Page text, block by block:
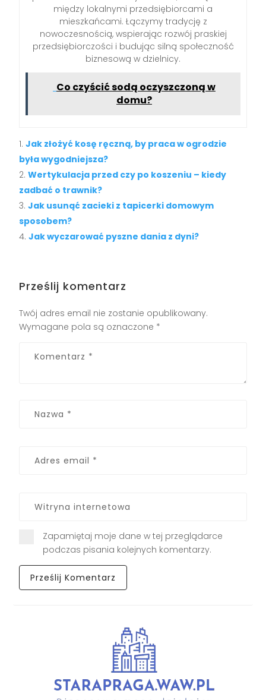
między lokalnymi przedsiębiorcami a
mieszkańcami. Łączymy tradycję z
nowoczesnością, wspierając rozwój praskiej
przedsiębiorczości i budując silną społeczność
biznesową w dzielnicy.
Co czyścić sodą oczyszczoną w
domu?
Jak złożyć kosę ręczną, by praca w ogrodzie
była wygodniejsza?
Wertykulacja przed czy po koszeniu – kiedy
zadbać o trawnik?
Jak usunąć zacieki z tapicerki domowym
sposobem?
Jak wyczarować pyszne dania z dyni?
Prześlij komentarz
Twój adres email nie zostanie opublikowany.
Wymagane pola są oznaczone *
Zapamiętaj moje dane w tej przeglądarce
podczas pisania kolejnych komentarzy.